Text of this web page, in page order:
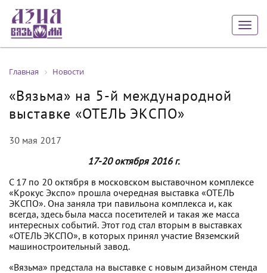
Главная Новости
«Вязьма» на 5-й международной
выставке «ОТЕЛЬ ЭКСПО»
30 мая 2017
17-20 октября 2016 г.
С 17 по 20 октября в московском выставочном комплексе
«Крокус Экспо» прошла очередная выставка «ОТЕЛЬ
ЭКСПО». Она заняла три павильона комплекса и, как
всегда, здесь была масса посетителей и такая же масса
интересных событий. Этот год стал вторым в выставках
«ОТЕЛЬ ЭКСПО», в которых принял участие Вяземский
машиностроительный завод.
«Вязьма» предстала на выставке с новым дизайном стенда